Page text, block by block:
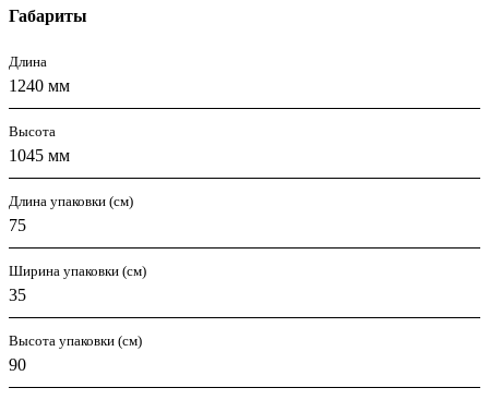
Габариты
Длина
1240 мм
Высота
1045 мм
Длина упаковки (см)
75
Ширина упаковки (см)
35
Высота упаковки (см)
90